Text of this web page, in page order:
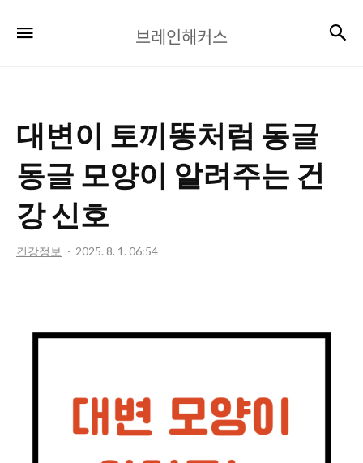
레
커
스
브레인해커스
대변이 토끼똥처럼 동글
동글 모양이 알려주는 건
강 신호
건강정보 2025. 8. 1. 06:54